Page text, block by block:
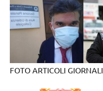
FOTO ARTICOLI GIORNALI